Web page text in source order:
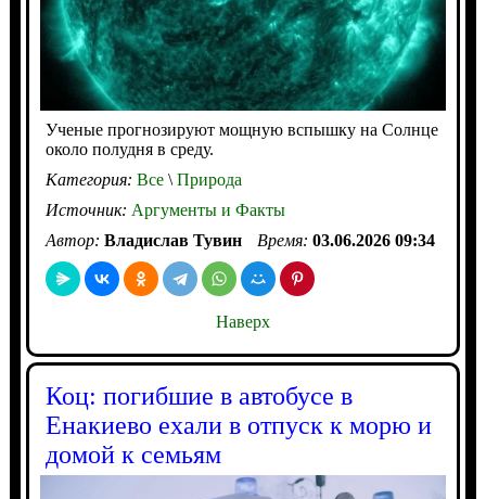
Ученые прогнозируют мощную вспышку на Солнце
около полудня в среду.
Категория: Все\Природа
Источник: Аргументы и Факты
Автор: Владислав Тувин Время: 03.06.2026 09:34
Наверх
Коц: погибшие в автобусе в
Енакиево ехали в отпуск к морю и
домой к семьям